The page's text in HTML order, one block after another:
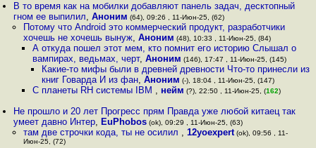
В то время как на мобилки добавляют панель задач, десктопный
гном ее выпилил,Аноним (64), 09:26 , 11-Июн-25, (62)
Потому что Android это коммерческий продукт, разработчики
хочешь не хочешь вынуж, Аноним (48), 10:33 , 11-Июн-25, (84)
А откуда пошел этот мем, кто помнит его историю Слышал о
вампирах, ведьмах, черт, Аноним (146), 17:47 , 11-Июн-25, (145)
Какие-то мифы были в древней древности Что-то принесли из
книг Говарда И из фан,Аноним (-), 18:04 , 11-Июн-25, (147)
С планеты RH системы IBM , нейм (?), 22:50 , 11-Июн-25, (162)
Не прошло и 20 лет Прогресс прям Правда уже любой китаец так
умеет давно Интер, EuPhobos (ok), 09:29 , 11-Июн-25, (63)
там две строчки кода, ты не осилил , 12yoexpert(ok), 09:56 , 11-
Июн-25, (72)